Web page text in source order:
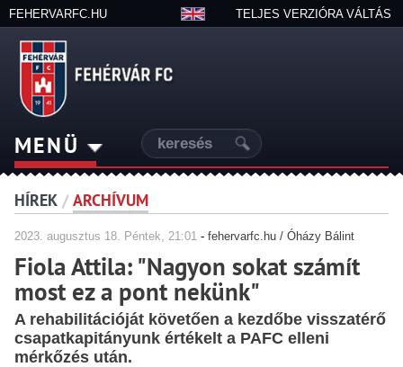
FEHERVARFC.HU TELJES VERZIÓRA VÁLTÁS
MENÜ
HÍREK / ARCHÍVUM
2023. augusztus 18. Péntek, 21:01- fehervarfc.hu / Óházy Bálint
Fiola Attila: "Nagyon sokat számít
most ez a pont nekünk"
A rehabilitációját követően a kezdőbe visszatérő
csapatkapitányunk értékelt a PAFC elleni
mérkőzés után.